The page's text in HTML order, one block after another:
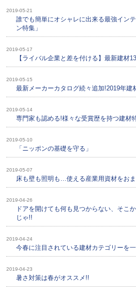
2019-05-21
誰でも簡単にオシャレに出来る最強イン
ン特集」
2019-05-17
【ライバル企業と差を付ける】最新建材
2019-05-15
最新メーカーカタログ続々追加!2019年建
2019-05-14
専門家も認める!様々な受賞歴を持つ建材
2019-05-10
「ニッポンの基礎を守る」
2019-05-07
床も壁も照明も…使える産業用資材をお
2019-04-26
ドアを開けても何も見つからない、そこ
じゃ!!
2019-04-24
今春に注目されている建材カテゴリーを
2019-04-23
暑さ対策は春がオススメ!!